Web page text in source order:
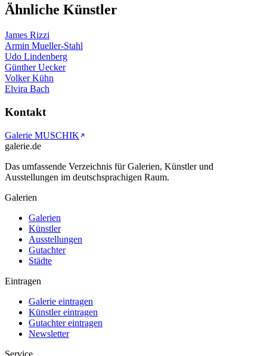
Ähnliche Künstler
James Rizzi
Armin Mueller-Stahl
Udo Lindenberg
Günther Uecker
Volker Kühn
Elvira Bach
Kontakt
Galerie MUSCHIK
galerie.de
Das umfassende Verzeichnis für Galerien, Künstler und
Ausstellungen im deutschsprachigen Raum.
Galerien
Galerien
Künstler
Ausstellungen
Gutachter
Städte
Eintragen
Galerie eintragen
Künstler eintragen
Gutachter eintragen
Newsletter
Service